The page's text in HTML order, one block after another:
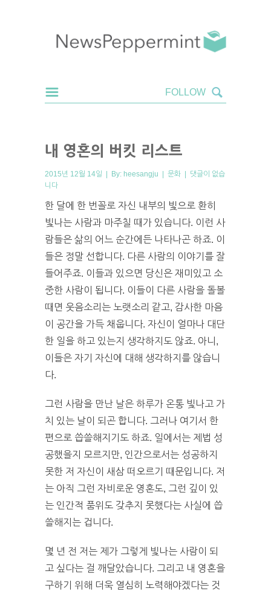
내 영혼의 버킷 리스트
2015년 12월 14일 | By: heesangju | 문화 | 댓글이 없습
니다
한 달에 한 번꼴로 자신 내부의 빛으로 환히
빛나는 사람과 마주칠 때가 있습니다. 이런 사
람들은 삶의 어느 순간에든 나타나곤 하죠. 이
들은 정말 선합니다. 다른 사람의 이야기를 잘
들어주죠. 이들과 있으면 당신은 재미있고 소
중한 사람이 됩니다. 이들이 다른 사람을 돌볼
때면 웃음소리는 노랫소리 같고, 감사한 마음
이 공간을 가득 채웁니다. 자신이 얼마나 대단
한 일을 하고 있는지 생각하지도 않죠. 아니,
이들은 자기 자신에 대해 생각하지를 않습니
다.
그런 사람을 만난 날은 하루가 온통 빛나고 가
치 있는 날이 되곤 합니다. 그러나 여기서 한
편으로 씁쓸해지기도 하죠. 일에서는 제법 성
공했을지 모르지만, 인간으로서는 성공하지
못한 저 자신이 새삼 떠오르기 때문입니다. 저
는 아직 그런 자비로운 영혼도, 그런 깊이 있
는 인간적 품위도 갖추지 못했다는 사실에 씁
쓸해지는 겁니다.
몇 년 전 저는 제가 그렇게 빛나는 사람이 되
고 싶다는 걸 깨달았습니다. 그리고 내 영혼을
구하기 위해 더욱 열심히 노력해야겠다는 것